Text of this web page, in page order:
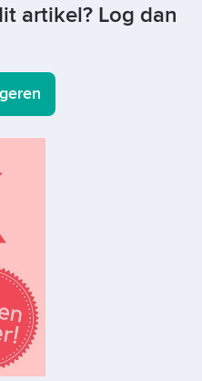
artikel? Log dan